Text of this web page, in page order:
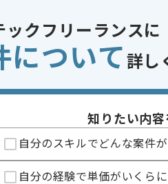
に似た経験やスキルをお持ちであれば申し
ド
AWS
準時間
いサイト
15日
ックフリーランスに
について 詳し
知りたい内
自分のスキルでどんな案件
自分の経験で単価がいくら